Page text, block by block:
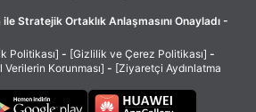
Stratejik Ortaklık Anlaşmasını Onayladı -
Politikası] - [Gizlilik ve Çerez Politikası] -
Verilerin Korunması] - [Ziyaretçi Aydınlatma